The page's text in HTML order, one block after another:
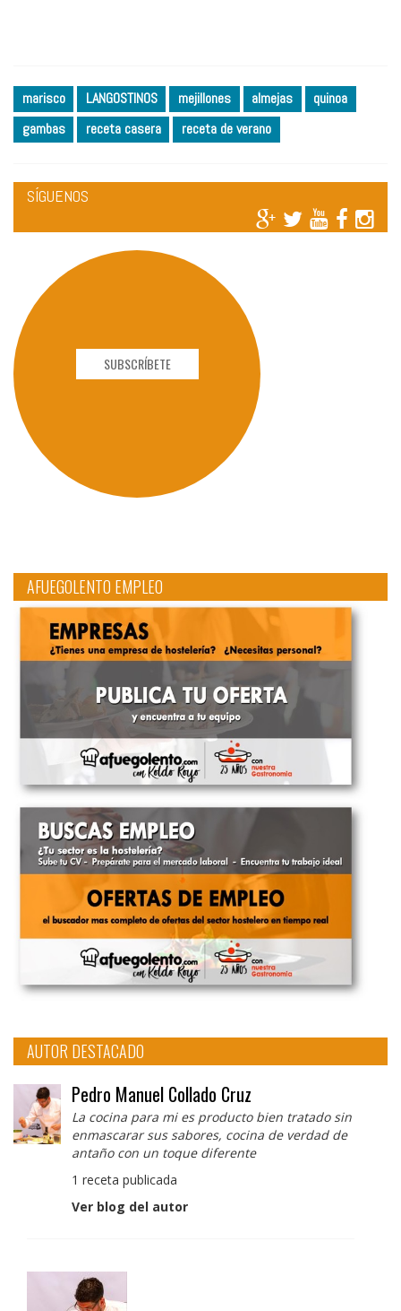
marisco LANGOSTINOS mejillones almejas
quinoa
gambas
receta casera receta de verano
SÍGUENOS
SUBSCRÍBETE
AFUEGOLENTO EMPLEO
AUTOR DESTACADO
Pedro Manuel Collado Cruz
La cocina para mi es producto bien tratado sin
enmascarar sus sabores, cocina de verdad de
antaño con un toque diferente
1 receta publicada
Ver blog del autor